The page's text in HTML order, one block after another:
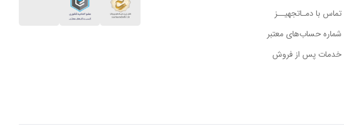
تماس با دمـاتجهیــز
شماره حساب‌های معتبر
خدمات پس از فروش